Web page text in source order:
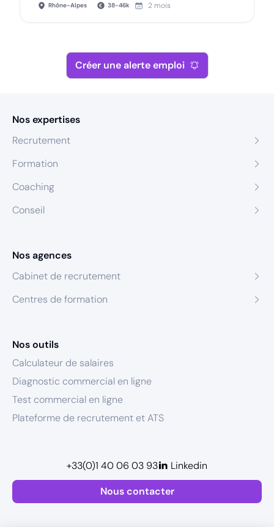
Rhône-Alpes 38-46k 2 mois
Créer une alerte emploi
Nos expertises
Recrutement
Formation
Coaching
Conseil
Nos agences
Cabinet de recrutement
Centres de formation
Nos outils
Calculateur de salaires
Diagnostic commercial en ligne
Test commercial en ligne
Plateforme de recrutement et ATS
Nous contacter
+33(0)1 40 06 03 93 Linkedin